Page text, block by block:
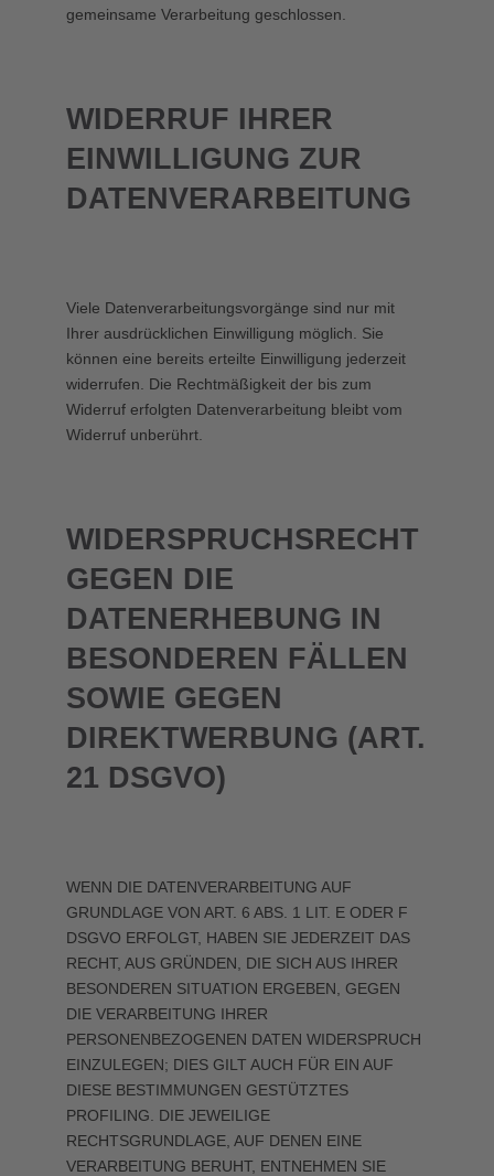
gemeinsame Verarbeitung geschlossen.
WIDERRUF IHRER
EINWILLIGUNG ZUR
DATENVERARBEITUNG
Viele Datenverarbeitungsvorgänge sind nur mit
Ihrer ausdrücklichen Einwilligung möglich. Sie
können eine bereits erteilte Einwilligung jederzeit
widerrufen. Die Rechtmäßigkeit der bis zum
Widerruf erfolgten Datenverarbeitung bleibt vom
Widerruf unberührt.
WIDERSPRUCHSRECHT
GEGEN DIE
DATENERHEBUNG IN
BESONDEREN FÄLLEN
SOWIE GEGEN
DIREKTWERBUNG (ART.
21 DSGVO)
WENN DIE DATENVERARBEITUNG AUF
GRUNDLAGE VON ART. 6 ABS. 1 LIT. E ODER F
DSGVO ERFOLGT, HABEN SIE JEDERZEIT DAS
RECHT, AUS GRÜNDEN, DIE SICH AUS IHRER
BESONDEREN SITUATION ERGEBEN, GEGEN
DIE VERARBEITUNG IHRER
PERSONENBEZOGENEN DATEN WIDERSPRUCH
EINZULEGEN; DIES GILT AUCH FÜR EIN AUF
DIESE BESTIMMUNGEN GESTÜTZTES
PROFILING. DIE JEWEILIGE
RECHTSGRUNDLAGE, AUF DENEN EINE
VERARBEITUNG BERUHT, ENTNEHMEN SIE